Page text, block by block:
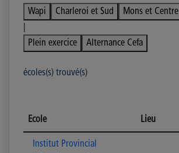
Wapi Charleroi et Sud
Mons et Centre
Plein exercice
Alternance Cefa
écoles(s) trouvé(s)
Ecole Lieu
Institut Provincial